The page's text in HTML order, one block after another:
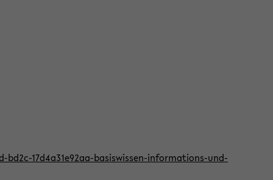
17d4a31e92aa-basiswissen-informations-und-